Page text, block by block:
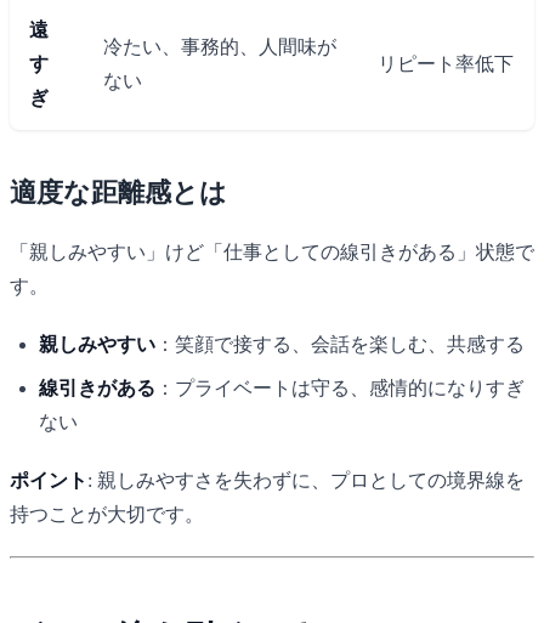
遠
す
ぎ
冷たい、事務的、人間味が
ない
リピート率低下
適度な距離感とは
「親しみやすい」けど「仕事としての線引きがある」状態で
す。
親しみやすい ：笑顔で接する、会話を楽しむ、共感する
線引きがある ：プライベートは守る、感情的になりすぎ
ない
ポイント : 親しみやすさを失わずに、プロとしての境界線を
持つことが大切です。